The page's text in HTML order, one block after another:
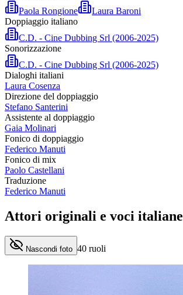
Paola Rongione
Laura Baroni
Doppiaggio italiano
C.D. - Cine Dubbing Srl (2006-2025)
Sonorizzazione
C.D. - Cine Dubbing Srl (2006-2025)
Dialoghi italiani
Laura Cosenza
Direzione del doppiaggio
Stefano Santerini
Assistente al doppiaggio
Gaia Molinari
Fonico di doppiaggio
Federico Manuti
Fonico di mix
Paolo Castellani
Traduzione
Federico Manuti
Attori originali e voci italiane
Nascondi foto 40 ruoli